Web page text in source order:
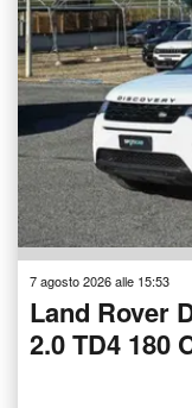
7 agosto 2026 alle 15:53
Land Rover
2.0 TD4 180